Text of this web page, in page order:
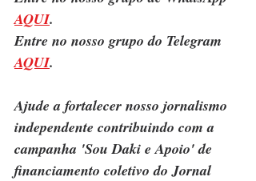
AQUI.
Entre no nosso grupo do Telegram
AQUI.
Ajude a fortalecer nosso jornalismo
independente contribuindo com a
campanha 'Sou Daki e Apoio' de
financiamento coletivo do Jornal